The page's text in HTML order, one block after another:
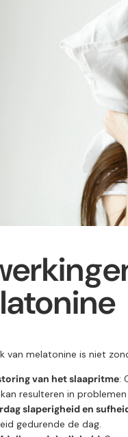
van melatonine is niet
van het slaapritme:
resulteren in
slaperigheid en
gedurende de dag.